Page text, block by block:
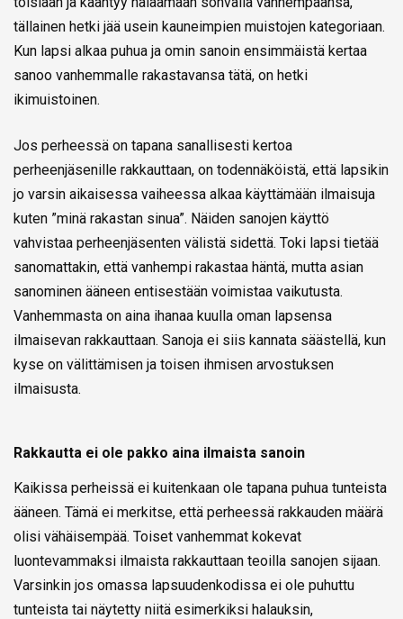
tällainen hetki jää usein kauneimpien muistojen kategoriaan.
Kun lapsi alkaa puhua ja omin sanoin ensimmäistä kertaa
sanoo vanhemmalle rakastavansa tätä, on hetki
ikimuistoinen.
Jos perheessä on tapana sanallisesti kertoa
perheenjäsenille rakkauttaan, on todennäköistä, että lapsikin
jo varsin aikaisessa vaiheessa alkaa käyttämään ilmaisuja
kuten ”minä rakastan sinua”. Näiden sanojen käyttö
vahvistaa perheenjäsenten välistä sidettä. Toki lapsi tietää
sanomattakin, että vanhempi rakastaa häntä, mutta asian
sanominen ääneen entisestään voimistaa vaikutusta.
Vanhemmasta on aina ihanaa kuulla oman lapsensa
ilmaisevan rakkauttaan. Sanoja ei siis kannata säästellä, kun
kyse on välittämisen ja toisen ihmisen arvostuksen
ilmaisusta.
Rakkautta ei ole pakko aina ilmaista sanoin
Kaikissa perheissä ei kuitenkaan ole tapana puhua tunteista
ääneen. Tämä ei merkitse, että perheessä rakkauden määrä
olisi vähäisempää. Toiset vanhemmat kokevat
luontevammaksi ilmaista rakkauttaan teoilla sanojen sijaan.
Varsinkin jos omassa lapsuudenkodissa ei ole puhuttu
tunteista tai näytetty niitä esimerkiksi halauksin,